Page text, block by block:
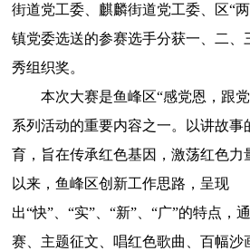
街道党工委、麒麟街道党工委、区“
镇党委选送的参赛选手分获一、二、
秀组织奖。
本次大赛是鱼峰区“感党恩，跟
系列活动的重要内容之一。以讲故事
育，旨在传承红色基因，激荡红色力
以来，鱼峰区创新工作思路，呈现
出“快”、“实”、“新”、“广”的特点，
赛、主题征文、唱红色歌曲、百幅沙